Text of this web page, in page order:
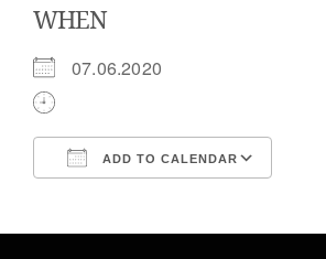
WHEN
07.06.2020
ADD TO CALENDAR